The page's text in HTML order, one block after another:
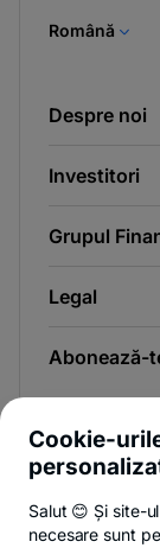
Română
Despre noi
Investitori
Grupul
Legal
Abonează-
Poți renunța
Cookie-
Salut 😊 Și site-
necesare sunt